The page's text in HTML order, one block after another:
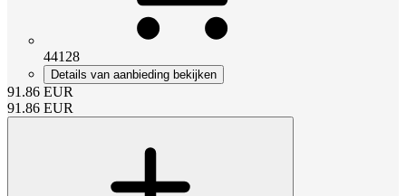
44128
Details van aanbieding bekijken
91.86 EUR
91.86 EUR